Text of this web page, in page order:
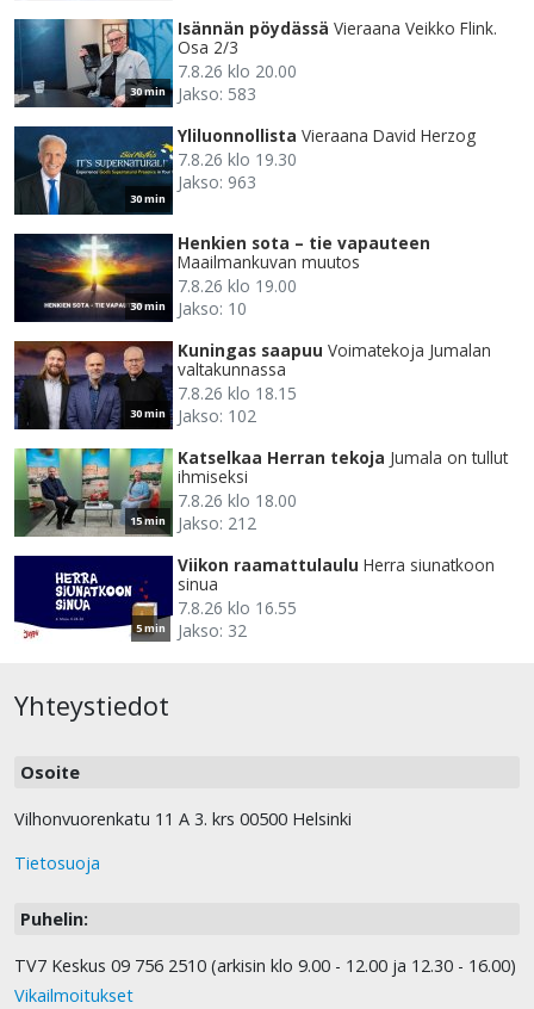
30 min
Isännän pöydässä Vieraana Veikko Flink.
Osa 2/3
7.8.26 klo 20.00
Jakso: 583
30 min
Yliluonnollista Vieraana David Herzog
7.8.26 klo 19.30
Jakso: 963
30 min
Henkien sota – tie vapauteen
Maailmankuvan muutos
7.8.26 klo 19.00
Jakso: 10
30 min
Kuningas saapuu Voimatekoja Jumalan
valtakunnassa
7.8.26 klo 18.15
Jakso: 102
15 min
Katselkaa Herran tekoja Jumala on tullut
ihmiseksi
7.8.26 klo 18.00
Jakso: 212
5 min
Viikon raamattulaulu Herra siunatkoon
sinua
7.8.26 klo 16.55
Jakso: 32
Yhteystiedot
Osoite
Vilhonvuorenkatu 11 A 3. krs 00500 Helsinki
Tietosuoja
Puhelin:
TV7 Keskus 09 756 2510 (arkisin klo 9.00 - 12.00 ja 12.30 - 16.00)
Vikailmoitukset